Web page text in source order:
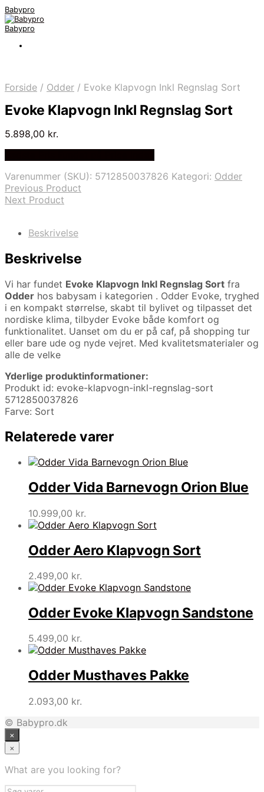
Babypro
Babypro
Forside / Odder / Evoke Klapvogn Inkl Regnslag Sort
Evoke Klapvogn Inkl Regnslag Sort
5.898,00 kr.
Varenummer (SKU): 5712850037826 Kategori: Odder
Previous Product
Next Product
Beskrivelse
Beskrivelse
Vi har fundet Evoke Klapvogn Inkl Regnslag Sort fra
Odder hos babysam i kategorien . Odder Evoke, tryghed
i en kompakt størrelse, skabt til bylivet og tilpasset det
nordiske klima, tilbyder Evoke både komfort og
funktionalitet. Uanset om du er på caf, på shopping tur
eller bare ude og nyde vejret. Med kvalitetsmaterialer og
alle de velke
Yderlige produktinformationer:
Produkt id: evoke-klapvogn-inkl-regnslag-sort
5712850037826
Farve: Sort
Relaterede varer
Odder Vida Barnevogn Orion Blue
10.999,00 kr.
Odder Aero Klapvogn Sort
2.499,00 kr.
Odder Evoke Klapvogn Sandstone
5.499,00 kr.
Odder Musthaves Pakke
2.093,00 kr.
© Babypro.dk
×
×
What are you looking for?